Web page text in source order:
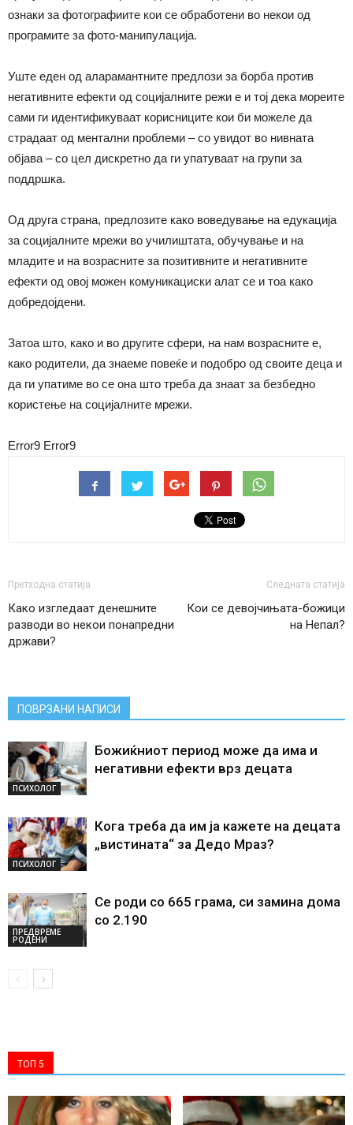
ознаки за фотографиите кои се обработени во некои од
програмите за фото-манипулација.
Уште еден од аларамантните предлози за борба против
негативните ефекти од социјалните режи е и тој дека мореите
сами ги идентификуваат корисниците кои би можеле да
страдаат од ментални проблеми – со увидот во нивната
објава – со цел дискретно да ги упатуваат на групи за
поддршка.
Од друга страна, предлозите како воведување на едукација
за социјалните мрежи во училиштата, обучување и на
младите и на возрасните за позитивните и негативните
ефекти од овој можен комуникациски алат се и тоа како
добредојдени.
Затоа што, како и во другите сфери, на нам возрасните е,
како родители, да знаеме повеќе и подобро од своите деца и
да ги упатиме во се она што треба да знаат за безбедно
користење на социјалните мрежи.
Error9 Error9
Претходна статија
Како изгледаат денешните
разводи во некои понапредни
држави?
Следната статија
Кои се девојчињата-божици
на Непал?
ПОВРЗАНИ НАПИСИ
ПСИХОЛОГ
Божиќниот период може да има и
негативни ефекти врз децата
ПСИХОЛОГ
Кога треба да им ја кажете на децата
„вистината“ за Дедо Мраз?
ПРЕДВРЕМЕ
РОДЕНИ
Се роди со 665 грама, си замина дома
со 2.190
ТОП 5